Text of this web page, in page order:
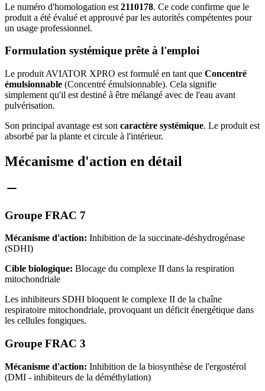
Le numéro d'homologation est 2110178. Ce code confirme que le
produit a été évalué et approuvé par les autorités compétentes pour
un usage professionnel.
Formulation systémique prête à l'emploi
Le produit AVIATOR XPRO est formulé en tant que Concentré
émulsionnable (Concentré émulsionnable). Cela signifie
simplement qu'il est destiné à être mélangé avec de l'eau avant
pulvérisation.
Son principal avantage est son caractère systémique. Le produit est
absorbé par la plante et circule à l'intérieur.
Mécanisme d'action en détail
Groupe FRAC 7
Mécanisme d'action: Inhibition de la succinate-déshydrogénase
(SDHI)
Cible biologique: Blocage du complexe II dans la respiration
mitochondriale
Les inhibiteurs SDHI bloquent le complexe II de la chaîne
respiratoire mitochondriale, provoquant un déficit énergétique dans
les cellules fongiques.
Groupe FRAC 3
Mécanisme d'action: Inhibition de la biosynthèse de l'ergostérol
(DMI - inhibiteurs de la déméthylation)